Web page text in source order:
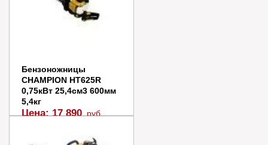
Бензоножницы
CHAMPION HT625R
0,75кВт 25,4см3 600мм
5,4кг
Цена:17 890 руб.
В корзину